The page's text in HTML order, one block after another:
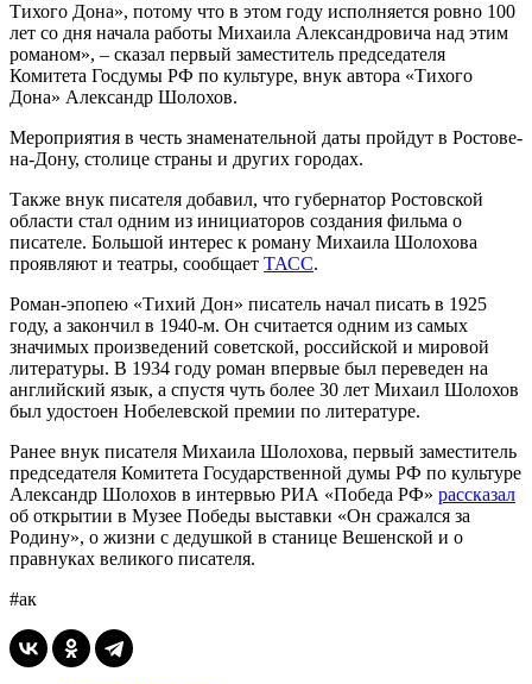
Тихого Дона», потому что в этом году исполняется ровно 100
лет со дня начала работы Михаила Александровича над этим
романом», – сказал первый заместитель председателя
Комитета Госдумы РФ по культуре, внук автора «Тихого
Дона» Александр Шолохов.
Мероприятия в честь знаменательной даты пройдут в Ростове-
на-Дону, столице страны и других городах.
Также внук писателя добавил, что губернатор Ростовской
области стал одним из инициаторов создания фильма о
писателе. Большой интерес к роману Михаила Шолохова
проявляют и театры, сообщает ТАСС.
Роман-эпопею «Тихий Дон» писатель начал писать в 1925
году, а закончил в 1940-м. Он считается одним из самых
значимых произведений советской, российской и мировой
литературы. В 1934 году роман впервые был переведен на
английский язык, а спустя чуть более 30 лет Михаил Шолохов
был удостоен Нобелевской премии по литературе.
Ранее внук писателя Михаила Шолохова, первый заместитель
председателя Комитета Государственной думы РФ по культуре
Александр Шолохов в интервью РИА «Победа РФ» рассказал
об открытии в Музее Победы выставки «Он сражался за
Родину», о жизни с дедушкой в станице Вешенской и о
правнуках великого писателя.
#ак